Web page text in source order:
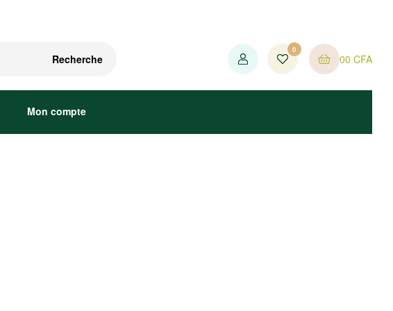
Recherche
0
00 CFA
Mon compte